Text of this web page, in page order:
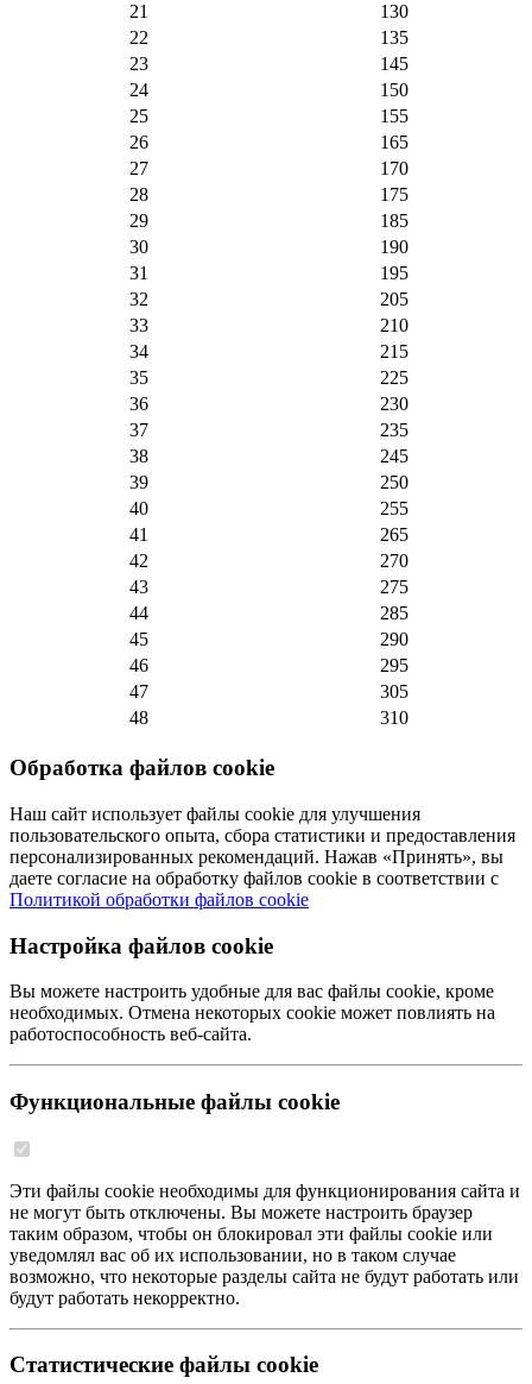
21
130
22
135
23
145
24
150
25
155
26
165
27
170
28
175
29
185
30
190
31
195
32
205
33
210
34
215
35
225
36
230
37
235
38
245
39
250
40
255
41
265
42
270
43
275
44
285
45
290
46
295
47
305
48
310
Обработка файлов cookie
Наш сайт использует файлы cookie для улучшения
пользовательского опыта, сбора статистики и предоставления
персонализированных рекомендаций. Нажав «Принять», вы
даете согласие на обработку файлов cookie в соответствии с
Политикой обработки файлов cookie
Настройка файлов cookie
Вы можете настроить удобные для вас файлы cookie, кроме
необходимых. Отмена некоторых cookie может повлиять на
работоспособность веб-сайта.
Функциональные файлы cookie
Эти файлы cookie необходимы для функционирования сайта и
не могут быть отключены. Вы можете настроить браузер
таким образом, чтобы он блокировал эти файлы cookie или
уведомлял вас об их использовании, но в таком случае
возможно, что некоторые разделы сайта не будут работать или
будут работать некорректно.
Статистические файлы cookie